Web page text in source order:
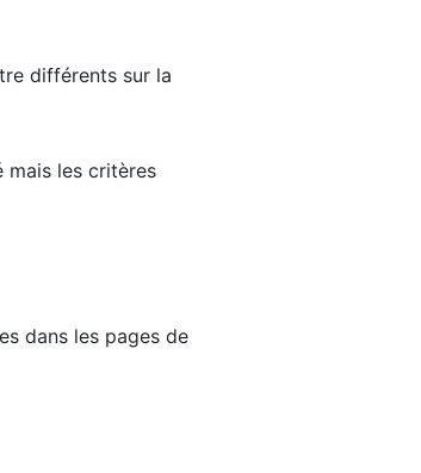
différents sur la
mais les critères
dans les pages de